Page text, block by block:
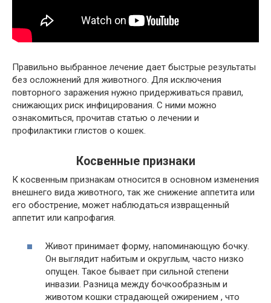
Правильно выбранное лечение дает быстрые результаты
без осложнений для животного. Для исключения
повторного заражения нужно придерживаться правил,
снижающих риск инфицирования. С ними можно
ознакомиться, прочитав статью о лечении и
профилактики глистов о кошек.
Косвенные признаки
К косвенным признакам относится в основном изменения
внешнего вида животного, так же снижение аппетита или
его обострение, может наблюдаться извращенный
аппетит или капрофагия.
Живот принимает форму, напоминающую бочку.
Он выглядит набитым и округлым, часто низко
опущен. Такое бывает при сильной степени
инвазии. Разница между бочкообразным и
животом кошки страдающей ожирением , что